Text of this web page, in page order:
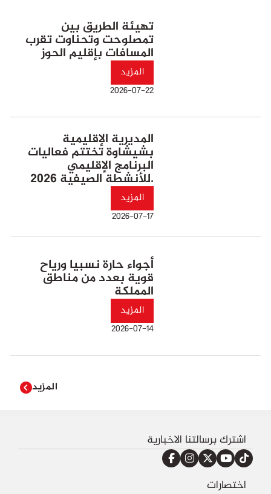
تهيئة الطريق بين
تمصلوحت وتحناوت تقرب
المسافات بإقليم الحوز
المزيد
2026-07-22
المديرية الإقليمية
بشيشاوة تختتم فعاليات
البرنامج الإقليمي
للأنشطة الصيفية 2026.
المزيد
2026-07-17
أجواء حارة نسبيا ورياح
قوية بعدد من مناطق
المملكة
المزيد
2026-07-14
المزيد
اشترك برسالتنا الاخبارية
اختصارات